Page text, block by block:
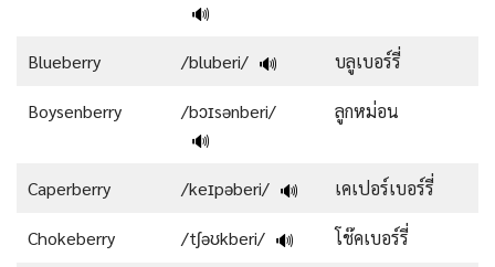
🔊
Blueberry /bluberi/ 🔊 บลูเบอร์รี่
Boysenberry
/bɔɪsənberi/
🔊
ลูกหม่อน
Caperberry /keɪpəberi/ 🔊 เคเปอร์เบอร์รี่
Chokeberry /tʃəʊkberi/ 🔊 โช๊คเบอร์รี่